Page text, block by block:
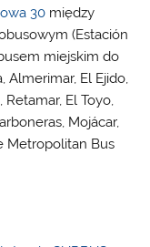
30 między
(Estación
miejskim do
Almerimar, El Ejido,
El Toyo,
Mojácar,
Metropolitan Bus